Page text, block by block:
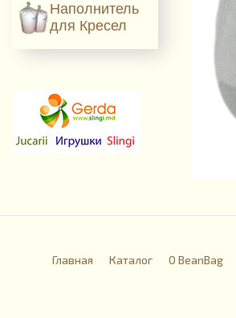
Наполнитель
для Кресел
Главная Каталог О BeanBag